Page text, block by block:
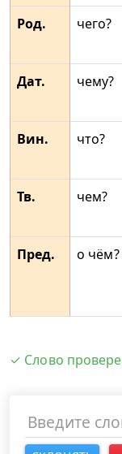
Род.
чего?
Дат. чему?
Вин.
что?
Тв.
чем?
Пред.
о чём?
✓ Слово